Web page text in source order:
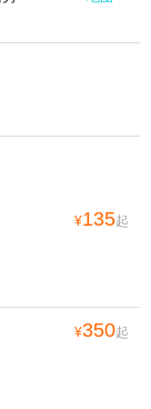
¥135起
¥350起